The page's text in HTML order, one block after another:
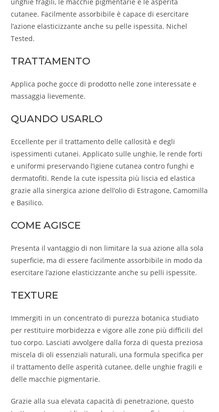
cutanee. Facilmente assorbibile è capace di esercitare
l’azione elasticizzante anche su pelle ispessita. Nichel
Tested.
TRATTAMENTO
Applica poche gocce di prodotto nelle zone interessate e
massaggia lievemente.
QUANDO USARLO
Eccellente per il trattamento delle callosità e degli
ispessimenti cutanei. Applicato sulle unghie, le rende forti
e uniformi preservando l’igiene cutanea contro funghi e
dermatofiti. Rende la cute ispessita più liscia ed elastica
grazie alla sinergica azione dell’olio di Estragone, Camomilla
e Basilico.
COME AGISCE
Presenta il vantaggio di non limitare la sua azione alla sola
superficie, ma di essere facilmente assorbibile in modo da
esercitare l’azione elasticizzante anche su pelli ispessite.
TEXTURE
Immergiti in un concentrato di purezza botanica studiato
per restituire morbidezza e vigore alle zone più difficili del
tuo corpo. Lasciati avvolgere dalla forza di questa preziosa
miscela di oli essenziali naturali, una formula specifica per
il trattamento delle asperità cutanee, delle unghie fragili e
delle macchie pigmentarie.
Grazie alla sua elevata capacità di penetrazione, questo